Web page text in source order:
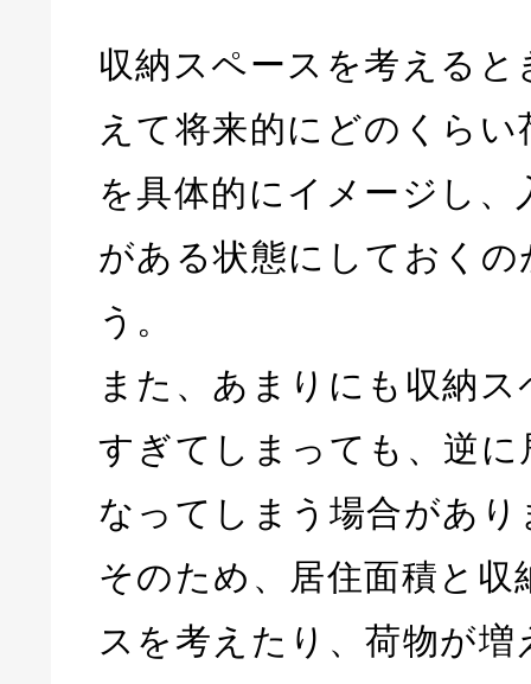
収納スペースを考えると
えて将来的にどのくら
を具体的にイメージし、
がある状態にしておく
う。
また、あまりにも収納
すぎてしまっても、逆に
なってしまう場合があり
そのため、居住面積と収
スを考えたり、荷物が